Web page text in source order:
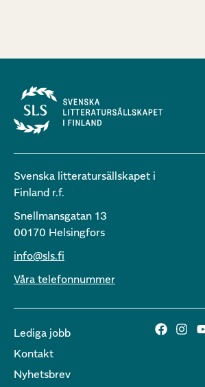
Svenska litteratursällskapet i
Finland r.f.
Snellmansgatan 13
00170 Helsingfors
info@sls.fi
Våra telefonnummer
Lediga jobb
Kontakt
Nyhetsbrev